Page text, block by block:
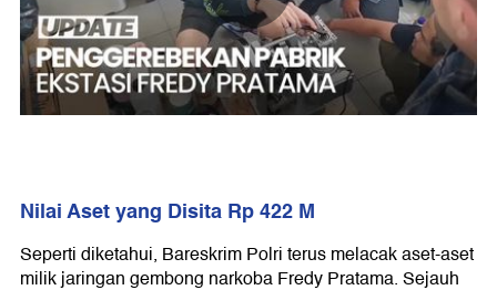
Nilai Aset yang Disita Rp 422 M
Seperti diketahui, Bareskrim Polri terus melacak aset-aset
milik jaringan gembong narkoba Fredy Pratama. Sejauh